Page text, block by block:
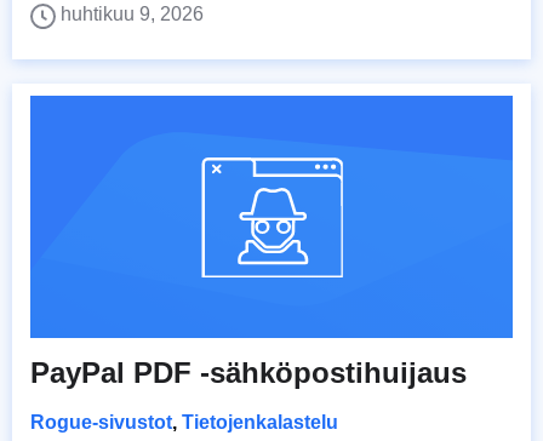
huhtikuu 9, 2026
PayPal PDF -sähköpostihuijaus
Rogue-sivustot, Tietojenkalastelu